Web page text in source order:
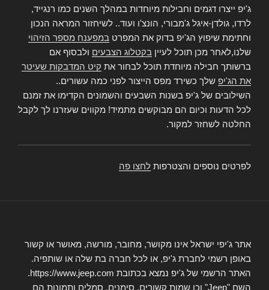
ג'יפ ייצרו דגמים וחבילות מיוחדות במהלך השנים כמו רנגייד,
לרדו, גולדן-איגל ג'מבורי, הונצ'ו ועוד.. לשיחזור המראה הנכון
וחתימת שיפוץ הג'יפ בדוק את המפרט במפענח מספר הזיהוי
שלנו,לאחר מכן תוכל לעיין בקטלוג הצבעים ולבסוף אם
ברשותך חבילה מיוחדת תוכל לבחור את קיט המדבקות שעיטר
את הג'יפ שלך כשירד מפס הייצור לפני כמה עשורים..
השילובים של ג'יפ בשנות השבעים והשמונים הקדימו את זמנם
לכל הדעות וכיום הם מבוקשים מתמיד! מקווים שעזרנו לך לקבל
החלטה לשחזר למקור.
לפרטים נוספים והצטרפות לחצו פה
אתר ג'יפי ישראל אינו מקושר, מחובר, מורשה, מאושר או קשור
באופן רשמי לחברת ג'יפ, או לכל חברה בת שלה או שותפיה.
האתר הרשמי של ג'יפ נמצא בכתובת https://www.jeep.com.
השם "Jeep" וכן שמות קשורים, סימנים, סמלים ותמונות הם